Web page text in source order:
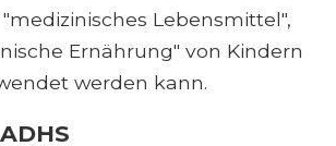
Lebensmittel",
Ernährung" von Kindern
werden kann.